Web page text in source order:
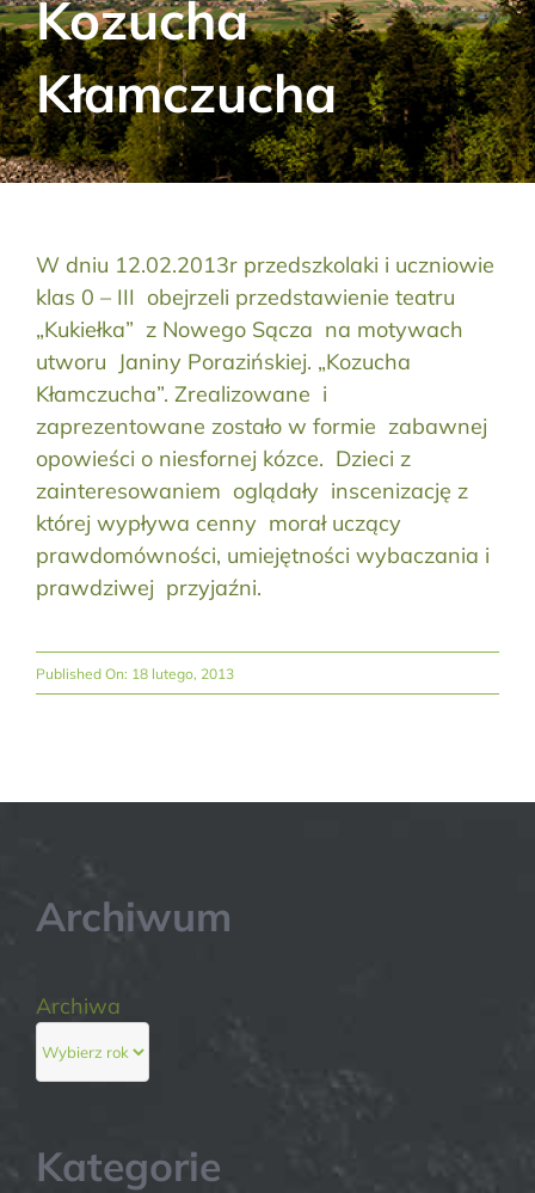
Aktualności
Kontakt
RODO
Kozucha
Kłamczucha
W dniu 12.02.2013r przedszkolaki i uczniowie
klas 0 – III obejrzeli przedstawienie teatru
„Kukiełka” z Nowego Sącza na motywach
utworu Janiny Porazińskiej. „Kozucha
Kłamczucha”. Zrealizowane i
zaprezentowane zostało w formie zabawnej
opowieści o niesfornej kózce. Dzieci z
zainteresowaniem oglądały inscenizację z
której wypływa cenny morał uczący
prawdomówności, umiejętności wybaczania i
prawdziwej przyjaźni.
Published On: 18 lutego, 2013
Archiwum
Archiwa
Kategorie